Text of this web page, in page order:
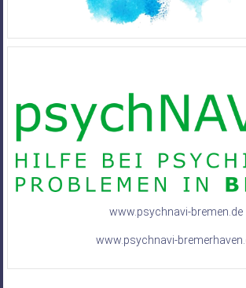
www.psychnavi-bremen.de
www.psychnavi-